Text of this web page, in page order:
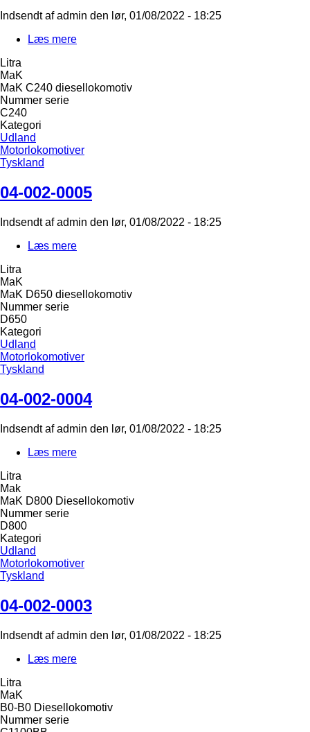
Indsendt afadmin den lør, 01/08/2022 - 18:25
Læs mere
Litra
MaK
MaK C240 diesellokomotiv
Nummer serie
C240
Kategori
Udland
Motorlokomotiver
Tyskland
04-002-0005
Indsendt afadmin den lør, 01/08/2022 - 18:25
Læs mere
Litra
MaK
MaK D650 diesellokomotiv
Nummer serie
D650
Kategori
Udland
Motorlokomotiver
Tyskland
04-002-0004
Indsendt afadmin den lør, 01/08/2022 - 18:25
Læs mere
Litra
Mak
MaK D800 Diesellokomotiv
Nummer serie
D800
Kategori
Udland
Motorlokomotiver
Tyskland
04-002-0003
Indsendt afadmin den lør, 01/08/2022 - 18:25
Læs mere
Litra
MaK
B0-B0 Diesellokomotiv
Nummer serie